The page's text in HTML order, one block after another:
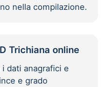
nella compilazione.
Trichiana online
dati anagrafici e
e grado